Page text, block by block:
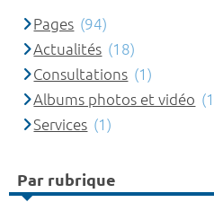
Pages (94)
Actualités (18)
Consultations (1)
Albums photos et vidéo
Services (1)
Par rubrique